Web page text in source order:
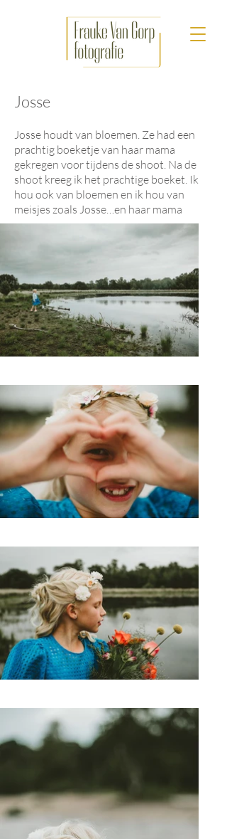
Josse
Josse houdt van bloemen. Ze had een
prachtig boeketje van haar mama
gekregen voor tijdens de shoot. Na de
shoot kreeg ik het prachtige boeket. Ik
hou ook van bloemen en ik hou van
meisjes zoals Josse…en haar mama